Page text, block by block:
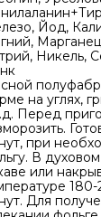
Йод,
Никель,
на углях,
Перед
при
В
или
Для